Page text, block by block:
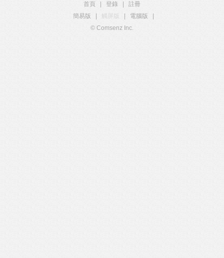
首頁 登錄
註冊
簡易版
觸屏版 電腦版
© Comsenz Inc.